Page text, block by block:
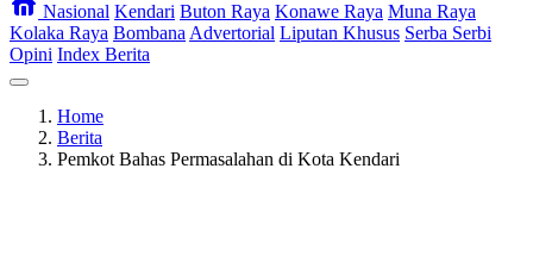
Nasional Kendari Buton Raya Konawe Raya Muna Raya
Kolaka Raya Bombana Advertorial Liputan Khusus Serba Serbi
Opini Index Berita
Home
Berita
Pemkot Bahas Permasalahan di Kota Kendari